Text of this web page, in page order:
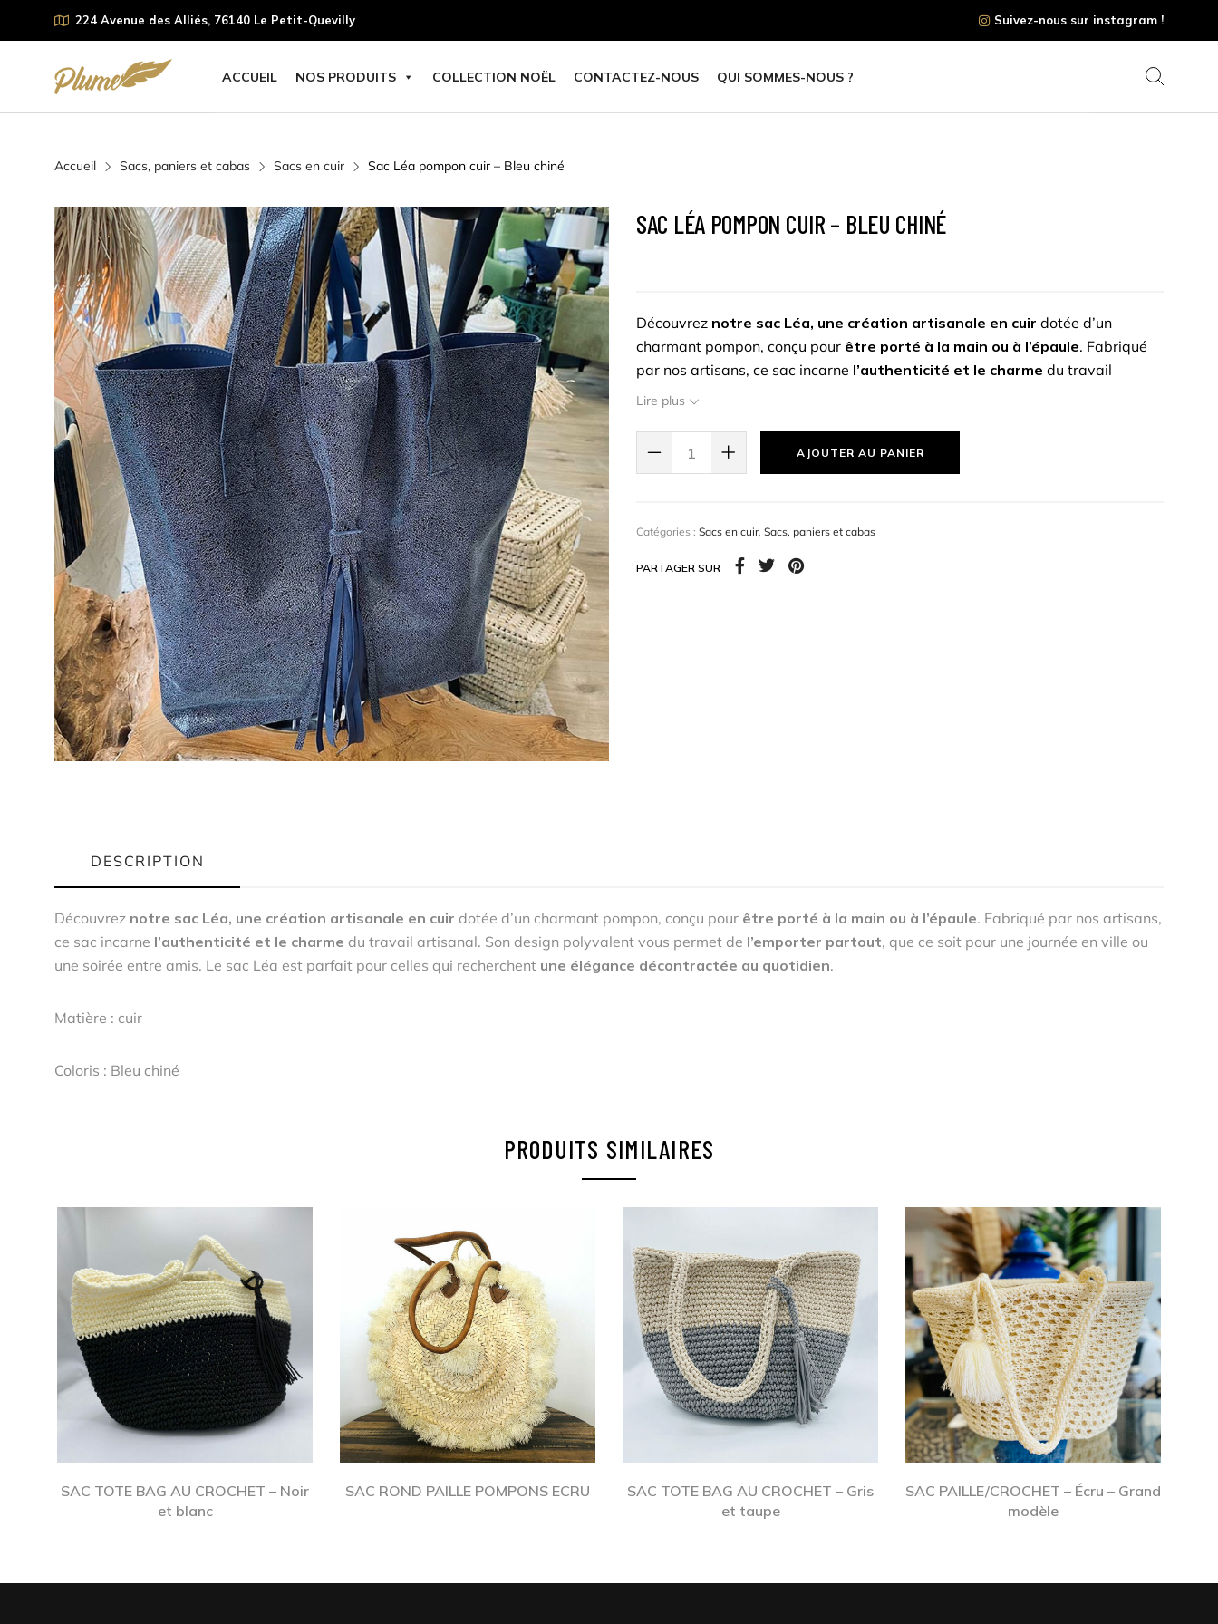
224 Avenue des Alliés, 76140 Le Petit-Quevilly Suivez-nous sur instagram !
ACCUEIL NOS PRODUITS COLLECTION NOËL CONTACTEZ-NOUS QUI SOMMES-NOUS ?
Accueil Sacs, paniers et cabas Sacs en cuir Sac Léa pompon cuir – Bleu chiné
SAC LÉA POMPON CUIR – BLEU CHINÉ
Découvrez notre sac Léa, une création artisanale en cuir dotée d’un
charmant pompon, conçu pour être porté à la main ou à l’épaule. Fabriqué
par nos artisans, ce sac incarne l’authenticité et le charme du travail
artisanal. Son design polyvalent vous permet de
Lire plus
AJOUTER AU PANIER
Catégories : Sacs en cuir, Sacs, paniers et cabas
PARTAGER SUR
DESCRIPTION
Découvrez notre sac Léa, une création artisanale en cuir dotée d’un charmant pompon, conçu pour être porté à la main ou à l’épaule. Fabriqué par nos artisans,
ce sac incarne l’authenticité et le charme du travail artisanal. Son design polyvalent vous permet de l’emporter partout, que ce soit pour une journée en ville ou
une soirée entre amis. Le sac Léa est parfait pour celles qui recherchent une élégance décontractée au quotidien.
Matière : cuir
Coloris : Bleu chiné
PRODUITS SIMILAIRES
SAC TOTE BAG AU CROCHET – Noir
et blanc
SAC ROND PAILLE POMPONS ECRU
SAC TOTE BAG AU CROCHET – Gris
et taupe
SAC PAILLE/CROCHET – Écru – Grand
modèle